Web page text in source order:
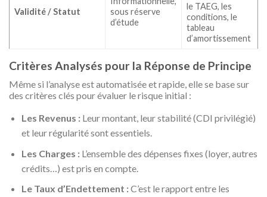
Validité / Statut
sous réserve
d’étude
le TAEG, les
conditions, le
tableau
d’amortissement
Critères Analysés pour la Réponse de Principe
Même si l’analyse est automatisée et rapide, elle se base sur
des critères clés pour évaluer le risque initial :
Les Revenus :Leur montant, leur stabilité (CDI privilégié)
et leur régularité sont essentiels.
Les Charges :L’ensemble des dépenses fixes (loyer, autres
crédits…) est pris en compte.
Le Taux d’Endettement :C’est le rapport entre les